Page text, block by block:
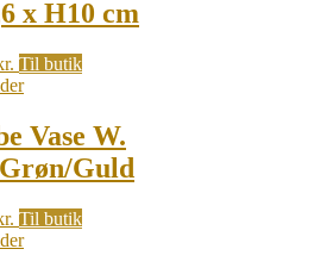
x H10 cm
Current
price
199,00 kr..
Til butik
Vase W.
Guld
Current
price
Til butik